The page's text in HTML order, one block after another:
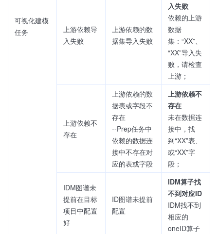
可视化建模
任务
上游依赖导
入失败
上游依赖的数
据集导入失败
入失败
依赖的上游
数据
集：“XX”、
“XX”导入失
败，请检查
上游；
上游依赖不
存在
上游依赖的数
据表或字段不
存在
--Prep任务中
依赖的数据连
接中不存在对
应的表或字段
上游依赖不
存在
未在数据连
接中，找
到“XX”表、
或“XX”字
段；
IDM图谱未
提前在目标
项目中配置
好
ID图谱未提前
配置
IDM算子找
不到对应ID
IDM找不到
相应的
oneID算子